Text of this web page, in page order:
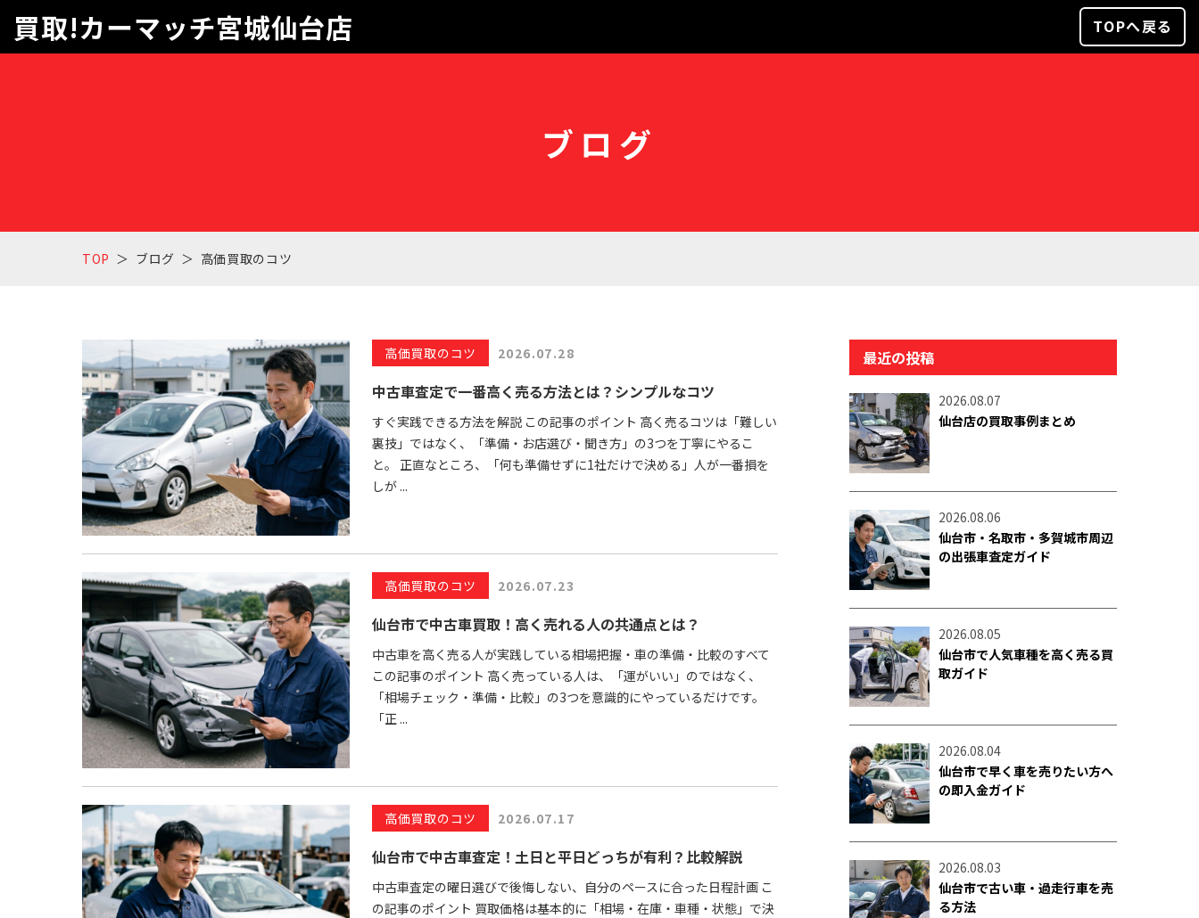
買取!カーマッチ宮城仙台店 TOPへ戻る
ブログ
TOP ブログ 高価買取のコツ
高価買取のコツ 2026.07.28
中古車査定で一番高く売る方法とは？シンプルなコツ
すぐ実践できる方法を解説 この記事のポイント 高く売るコツは「難しい
裏技」ではなく、「準備・お店選び・聞き方」の3つを丁寧にやるこ
と。 正直なところ、「何も準備せずに1社だけで決める」人が一番損を
しが ...
高価買取のコツ 2026.07.23
仙台市で中古車買取！高く売れる人の共通点とは？
中古車を高く売る人が実践している相場把握・車の準備・比較のすべて
この記事のポイント 高く売っている人は、「運がいい」のではなく、
「相場チェック・準備・比較」の3つを意識的にやっているだけです。
「正 ...
高価買取のコツ 2026.07.17
仙台市で中古車査定！土日と平日どっちが有利？比較解説
中古車査定の曜日選びで後悔しない、自分のペースに合った日程計画 こ
の記事のポイント 買取価格は基本的に「相場・在庫・車種・状態」で決
最近の投稿
2026.08.07
仙台店の買取事例まとめ
2026.08.06
仙台市・名取市・多賀城市周辺
の出張車査定ガイド
2026.08.05
仙台市で人気車種を高く売る買
取ガイド
2026.08.04
仙台市で早く車を売りたい方へ
の即入金ガイド
2026.08.03
仙台市で古い車・過走行車を売
る方法